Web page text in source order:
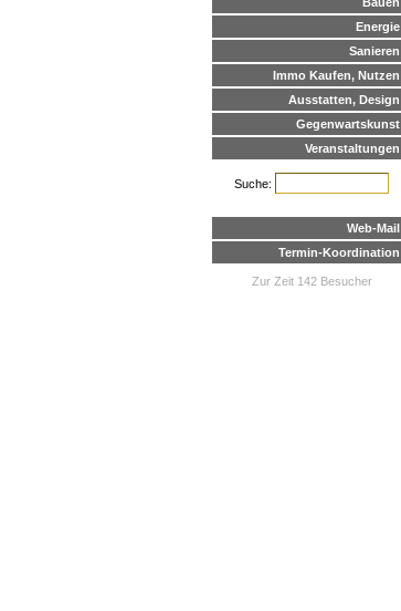
Energie
Sanieren
Immo Kaufen, Nutzen
Ausstatten, Design
Gegenwartskunst
Veranstaltungen
Suche:
Web-Mail
Termin-Koordination
Zur Zeit 142 Besucher